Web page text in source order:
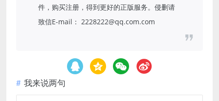
件，购买注册，得到更好的正版服务。侵删请
致信E-mail： 2228222@qq.com.com
我来说两句